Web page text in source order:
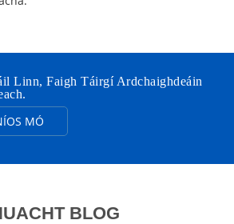
Linn, Faigh Táirgí Ardchaighdeáin
MÓ
BLOG